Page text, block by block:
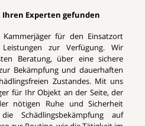
Ihren Experten gefunden
für den Einsatzort
zur Verfügung. Wir
Beratung, über eine sichere
Bekämpfung und dauerhaften
Zustandes. Mit uns
für Ihr Objekt an der Seite, der
nötigen Ruhe und Sicherheit
Schädlingsbekämpfung auf